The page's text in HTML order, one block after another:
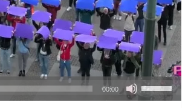
00:00
Pfeiltasten
Hoch/Runter